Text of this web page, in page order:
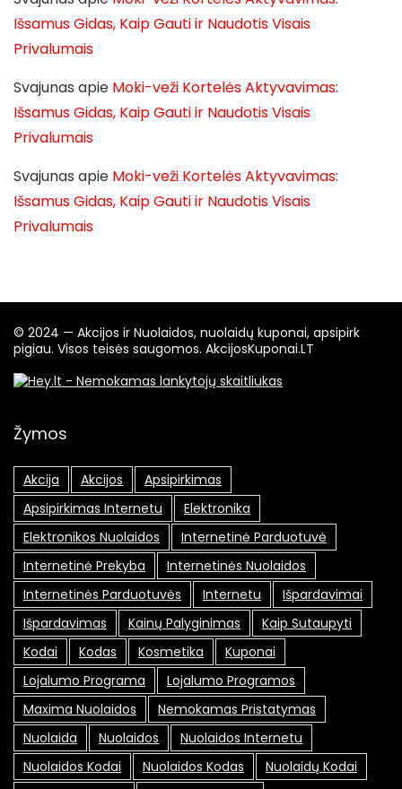
Išsamus Gidas, Kaip Gauti ir Naudotis Visais
Privalumais
Svajunas apie Moki-veži Kortelės Aktyvavimas:
Išsamus Gidas, Kaip Gauti ir Naudotis Visais
Privalumais
Svajunas apie Moki-veži Kortelės Aktyvavimas:
Išsamus Gidas, Kaip Gauti ir Naudotis Visais
Privalumais
© 2024 — Akcijos ir Nuolaidos, nuolaidų kuponai, apsipirk
pigiau. Visos teisės saugomos. AkcijosKuponai.LT
Žymos
Akcija Akcijos
Apsipirkimas
Apsipirkimas Internetu
Elektronika
Elektronikos Nuolaidos
Internetinė Parduotuvė
Internetinė Prekyba
Internetinės Nuolaidos
Internetinės Parduotuvės
Internetu
Išpardavimai
Išpardavimas
Kainų Palyginimas
Kaip Sutaupyti
Kodai
Kodas Kosmetika
Kuponai
Lojalumo Programa
Lojalumo Programos
Maxima Nuolaidos
Nemokamas Pristatymas
Nuolaida
Nuolaidos
Nuolaidos Internetu
Nuolaidos Kodai
Nuolaidos Kodas
Nuolaidų Kodai